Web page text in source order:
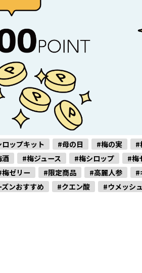
ップキット #母の日 #梅の実
#
酒 #梅ジュース #梅シロップ
#梅
梅ゼリー #限定商品 #高麗人参
#
ンおすすめ #クエン酸 #ウメッシ